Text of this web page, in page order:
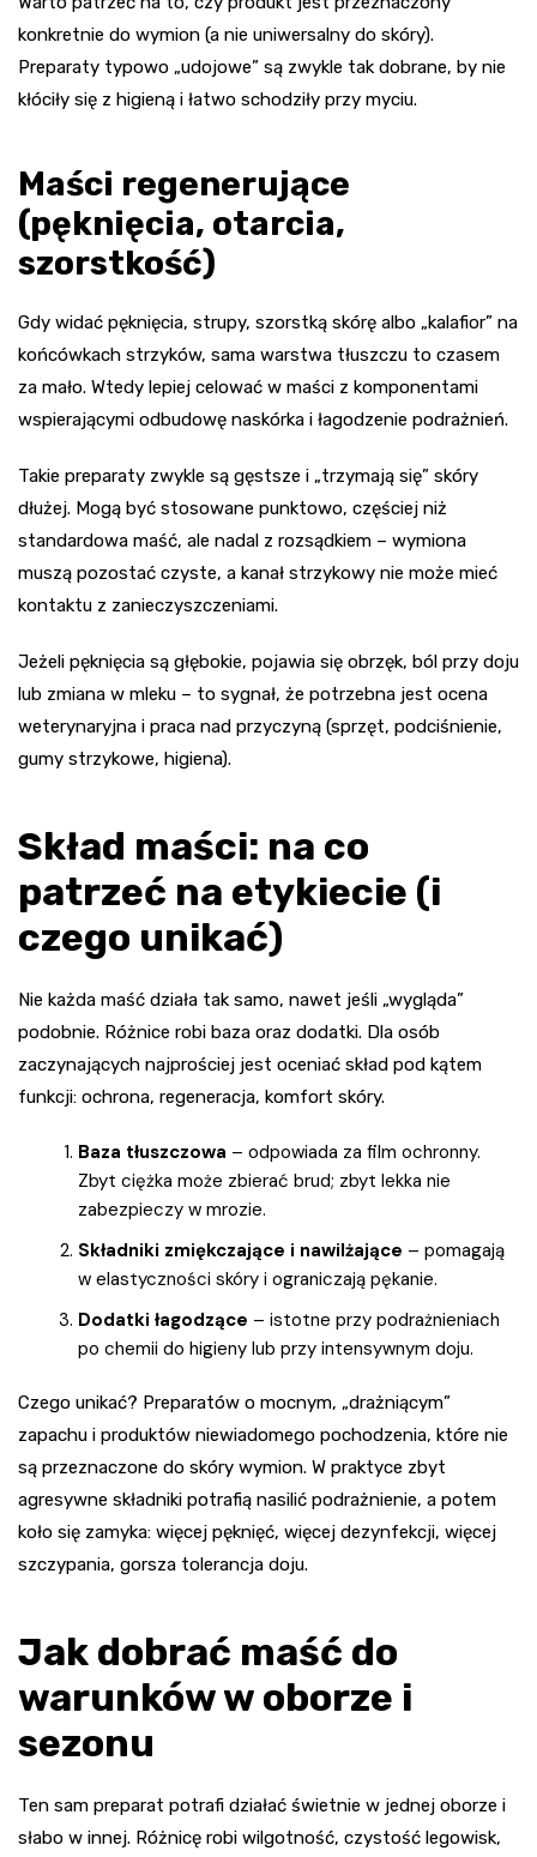
konkretnie do wymion (a nie uniwersalny do skóry).
Preparaty typowo „udojowe” są zwykle tak dobrane, by nie
kłóciły się z higieną i łatwo schodziły przy myciu.
Maści regenerujące
(pęknięcia, otarcia,
szorstkość)
Gdy widać pęknięcia, strupy, szorstką skórę albo „kalafior” na
końcówkach strzyków, sama warstwa tłuszczu to czasem
za mało. Wtedy lepiej celować w maści z komponentami
wspierającymi odbudowę naskórka i łagodzenie podrażnień.
Takie preparaty zwykle są gęstsze i „trzymają się” skóry
dłużej. Mogą być stosowane punktowo, częściej niż
standardowa maść, ale nadal z rozsądkiem – wymiona
muszą pozostać czyste, a kanał strzykowy nie może mieć
kontaktu z zanieczyszczeniami.
Jeżeli pęknięcia są głębokie, pojawia się obrzęk, ból przy doju
lub zmiana w mleku – to sygnał, że potrzebna jest ocena
weterynaryjna i praca nad przyczyną (sprzęt, podciśnienie,
gumy strzykowe, higiena).
Skład maści: na co
patrzeć na etykiecie (i
czego unikać)
Nie każda maść działa tak samo, nawet jeśli „wygląda”
podobnie. Różnice robi baza oraz dodatki. Dla osób
zaczynających najprościej jest oceniać skład pod kątem
funkcji: ochrona, regeneracja, komfort skóry.
Baza tłuszczowa – odpowiada za film ochronny.
Zbyt ciężka może zbierać brud; zbyt lekka nie
zabezpieczy w mrozie.
Składniki zmiękczające i nawilżające – pomagają
w elastyczności skóry i ograniczają pękanie.
Dodatki łagodzące – istotne przy podrażnieniach
po chemii do higieny lub przy intensywnym doju.
Czego unikać? Preparatów o mocnym, „drażniącym”
zapachu i produktów niewiadomego pochodzenia, które nie
są przeznaczone do skóry wymion. W praktyce zbyt
agresywne składniki potrafią nasilić podrażnienie, a potem
koło się zamyka: więcej pęknięć, więcej dezynfekcji, więcej
szczypania, gorsza tolerancja doju.
Jak dobrać maść do
warunków w oborze i
sezonu
Ten sam preparat potrafi działać świetnie w jednej oborze i
słabo w innej. Różnicę robi wilgotność, czystość legowisk,